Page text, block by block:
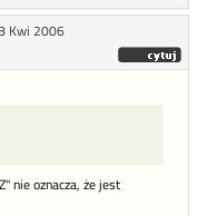
Kwi 2006
nie oznacza, że jest